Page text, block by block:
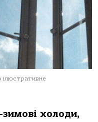
ілюстративне
холоди,